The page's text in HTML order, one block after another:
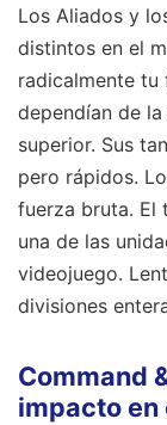
Los Aliados y
distintos en el
radicalmente tu
dependían de
superior. Sus
pero rápidos.
fuerza bruta. El
una de las
videojuego.
divisiones
Command
impacto en